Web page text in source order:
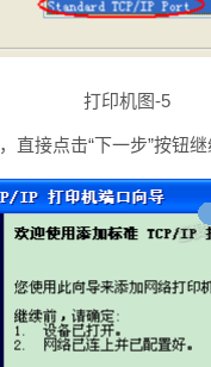
打印机图-5
直接点击“下一步”按钮继